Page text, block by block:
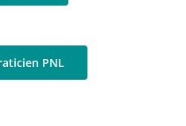
PNL